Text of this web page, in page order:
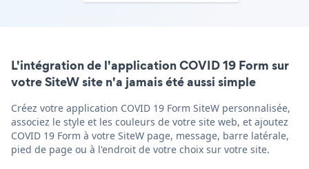
L'intégration de l'application COVID 19 Form sur
votre SiteW site n'a jamais été aussi simple
Créez votre application COVID 19 Form SiteW personnalisée,
associez le style et les couleurs de votre site web, et ajoutez
COVID 19 Form à votre SiteW page, message, barre latérale,
pied de page ou à l'endroit de votre choix sur votre site.